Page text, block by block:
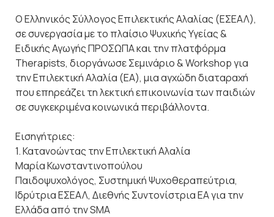
Ο Ελληνικός Σύλλογος Επιλεκτικής Αλαλίας (ΕΣΕΑΛ),
σε συνεργασία με το πλαίσιο Ψυχικής Υγείας &
Ειδικής Αγωγής ΠΡΟΣΩΠΑ και την πλατφόρμα
Therapists, διοργάνωσε Σεμινάριο & Workshop για
την Επιλεκτική Αλαλία (ΕΑ), μια αγχώδη διαταραχή
που επηρεάζει τη λεκτική επικοινωνία των παιδιών
σε συγκεκριμένα κοινωνικά περιβάλλοντα.
Εισηγήτριες:
1. Κατανοώντας την Επιλεκτική Αλαλία
Μαρία Κωνσταντινοπούλου
Παιδοψυχολόγος, Συστημική Ψυχοθεραπεύτρια,
Ιδρύτρια ΕΣΕΑΛ, Διεθνής Συντονίστρια ΕΑ για την
Ελλάδα από την SMA